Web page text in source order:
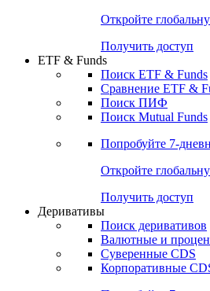
Откройте
Получить доступ
ETF & Funds
Поиск ETF & Funds
Сравнение ETF &
Поиск ПИФ
Поиск Mutual Funds
Попробуйте 7-
Откройте
Получить доступ
Деривативы
Поиск деривативов
Валютные и
Суверенные CDS
Корпоративные